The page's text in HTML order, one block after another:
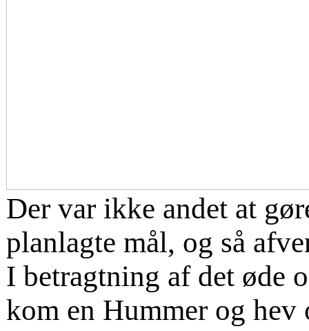
Der var ikke andet at
planlagte mål, og så
I betragtning af det øde
kom en Hummer og